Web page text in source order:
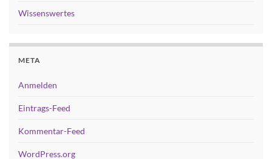
Wissenswertes
META
Anmelden
Eintrags-Feed
Kommentar-Feed
WordPress.org